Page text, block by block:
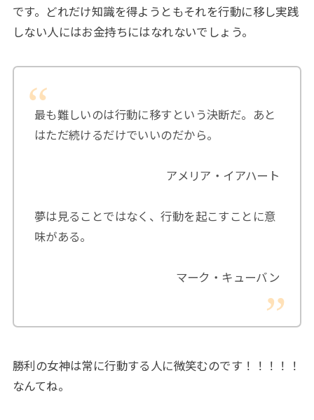
です。どれだけ知識を得ようともそれを行動に移し実践
しない人にはお金持ちにはなれないでしょう。
最も難しいのは行動に移すという決断だ。あと
はただ続けるだけでいいのだから。
アメリア・イアハート
夢は見ることではなく、行動を起こすことに意
味がある。
マーク・キューバン
勝利の女神は常に行動する人に微笑むのです！！！！！
なんてね。